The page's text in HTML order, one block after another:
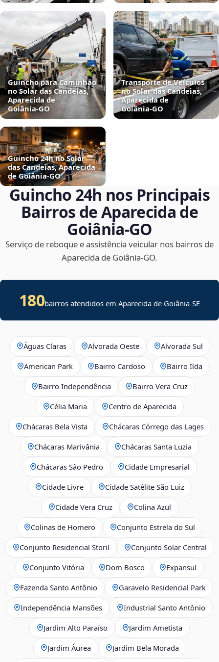
Guincho para Caminhão
no Solar das Candeias,
Aparecida de
Goiânia‑GO
Transporte de Veículos
no Solar das Candeias,
Aparecida de
Goiânia‑GO
Guincho 24h no Solar
das Candeias, Aparecida
de Goiânia‑GO
Guincho 24h nos Principais
Bairros de Aparecida de
Goiânia‑GO
Serviço de reboque e assistência veicular nos bairros de
Aparecida de Goiânia‑GO.
180bairros atendidos emAparecida de Goiânia-SE
Águas Claras Alvorada Oeste Alvorada Sul
American Park Bairro Cardoso Bairro Ilda
Bairro Independência Bairro Vera Cruz
Célia Maria Centro de Aparecida
Chácaras Bela Vista Chácaras Córrego das Lages
Chácaras Marivânia Chácaras Santa Luzia
Chácaras São Pedro Cidade Empresarial
Cidade Livre Cidade Satélite São Luiz
Cidade Vera Cruz Colina Azul
Colinas de Homero Conjunto Estrela do Sul
Conjunto Residencial Storil Conjunto Solar Central
Conjunto Vitória Dom Bosco Expansul
Fazenda Santo Antônio Garavelo Residencial Park
Independência Mansões Industrial Santo Antônio
Jardim Alto Paraíso Jardim Ametista
Jardim Áurea Jardim Bela Morada